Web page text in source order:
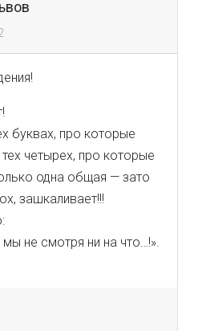
буквах, про которые
четырех, про которые
одна общая — зато
зашкаливает!!!
не смотря ни на что…!».